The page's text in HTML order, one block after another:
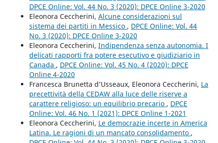
DPCE Online: Vol. 44 No. 3 (2020): DPCE Online 3-2020
Eleonora Ceccherini, Alcune considerazioni sul
sistema dei partiti in Messico , DPCE Online: Vol. 44
No. 3 (2020): DPCE Online 3-2020
Eleonora Ceccherini, Indipendenza senza autonomia. I
delicati rapporti fra potere esecutivo e giudiziario in
Canada , DPCE Online: Vol. 45 No. 4 (2020): DPCE
Online 4-2020
Francesca Brunetta d’Usseaux, Eleonora Ceccherini, La
precettività della CEDAW alla luce delle riserve a
carattere religioso: un equilibrio precario , DPCE
Online: Vol. 46 No. 1 (2021): DPCE Online 1-2021
Eleonora Ceccherini, Le democrazie incerte in America
Latina. Le ragioni di un mancato consolidamento ,